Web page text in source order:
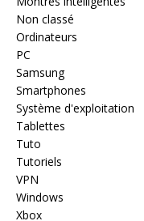
Non classé
Ordinateurs
PC
Samsung
Smartphones
Système d'exploitation
Tablettes
Tuto
Tutoriels
VPN
Windows
Xbox